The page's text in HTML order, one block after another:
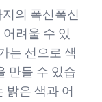
의 폭신폭신
려울 수 있
는 선으로 색
만들 수 있습
밝은 색과 어